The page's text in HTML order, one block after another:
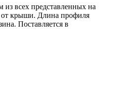
всех представленных на
от крыши. Длина профиля
Поставляется в